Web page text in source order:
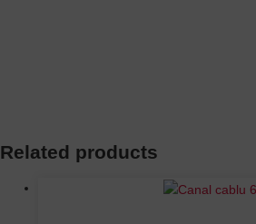
Related products